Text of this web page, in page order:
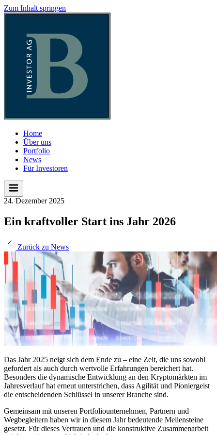
Zum Inhalt springen
Home
Über uns
Portfolio
News
Für Investoren
24. Dezember 2025
Ein kraftvoller Start ins Jahr 2026
Zurück zu News
Das Jahr 2025 neigt sich dem Ende zu – eine Zeit, die uns sowohl
gefordert als auch durch wertvolle Erfahrungen bereichert hat.
Besonders die dynamische Entwicklung an den Kryptomärkten im
Jahresverlauf hat erneut unterstrichen, dass Agilität und Pioniergeist
die entscheidenden Schlüssel in unserer Branche sind.
Gemeinsam mit unseren Portfoliounternehmen, Partnern und
Wegbegleitern haben wir in diesem Jahr bedeutende Meilensteine
gesetzt. Für dieses Vertrauen und die konstruktive Zusammenarbeit